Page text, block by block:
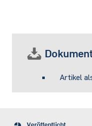
Artikel